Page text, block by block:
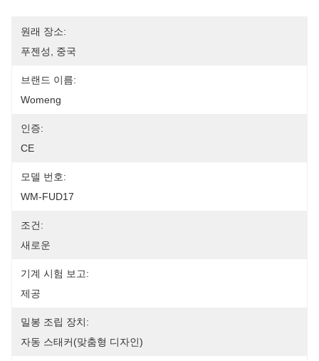
원래 장소:
푸젠성, 중국
브랜드 이름:
Womeng
인증:
CE
모델 번호:
WM-FUD17
조건:
새로운
기계 시험 보고:
제공
밀봉 조립 장치:
자동 스태커(맞춤형 디자인)